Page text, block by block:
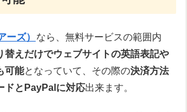
ーズ）
なら、無料サービスの範囲内
替えだけでウェブサイトの英語表記や
可能となっていて、その際の決済方法
ドとPayPalに対応出来ます。